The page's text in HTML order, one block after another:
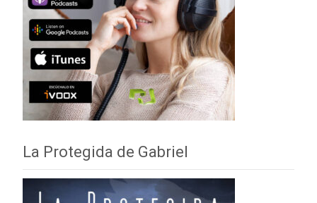
La Protegida de Gabriel